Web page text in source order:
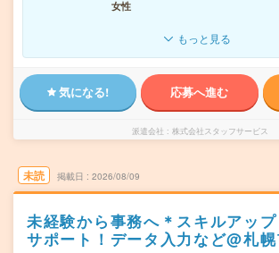
女性
もっと見る
気になる! 応募へ進む
派遣会社 株式会社スタッフサービス
未読 掲載日 2026/08/09
未経験から事務へ＊スキルアッ
サポート！データ入力など@札